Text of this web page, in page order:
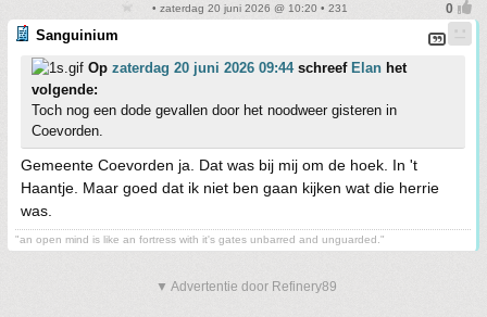
• zaterdag 20 juni 2026 @ 10:20 • 231
Sanguinium
Op zaterdag 20 juni 2026 09:44schreef Elan het
volgende:
Toch nog een dode gevallen door het noodweer gisteren in
Coevorden.
Gemeente Coevorden ja. Dat was bij mij om de hoek. In 't
Haantje. Maar goed dat ik niet ben gaan kijken wat die herrie
was.
"an open mind is like an fortress with it's gates unbarred and unguarded."
▼ Advertentie door Refinery89